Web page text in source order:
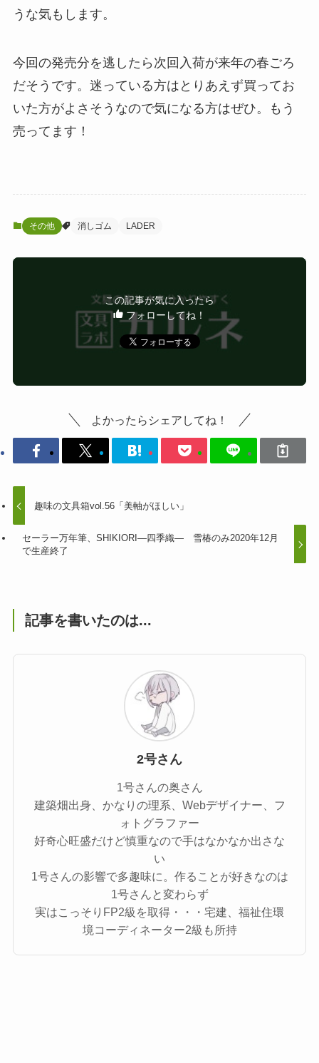
うな気もします。
今回の発売分を逃したら次回入荷が来年の春ごろ
だそうです。迷っている方はとりあえず買ってお
いた方がよさそうなので気になる方はぜひ。もう
売ってます！
その他 消しゴム LADER
この記事が気に入ったら
フォローしてね！
よかったらシェアしてね！
趣味の文具箱vol.56「美軸がほしい」
セーラー万年筆、SHIKIORI―四季織― 雪椿のみ2020年12月
で生産終了
記事を書いたのは...
2号さん
1号さんの奥さん
建築畑出身、かなりの理系、Webデザイナー、フ
ォトグラファー
好奇心旺盛だけど慎重なので手はなかなか出さな
い
1号さんの影響で多趣味に。作ることが好きなのは
1号さんと変わらず
実はこっそりFP2級を取得・・・宅建、福祉住環
境コーディネーター2級も所持